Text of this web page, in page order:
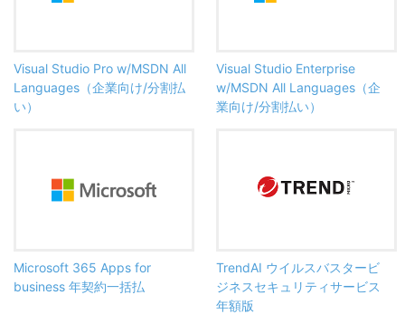
Visual Studio Pro w/MSDN All
Languages（企業向け/分割払
い）
Visual Studio Enterprise
w/MSDN All Languages（企
業向け/分割払い）
Microsoft 365 Apps for
business 年契約一括払
TrendAI ウイルスバスタービ
ジネスセキュリティサービス
年額版